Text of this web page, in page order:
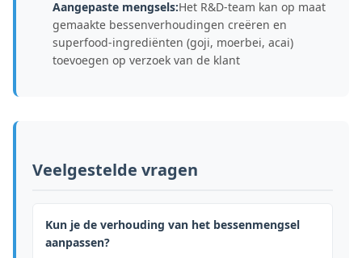
Aangepaste mengsels:Het R&D-team kan op maat
gemaakte bessenverhoudingen creëren en
superfood-ingrediënten (goji, moerbei, acai)
toevoegen op verzoek van de klant
Veelgestelde vragen
Kun je de verhouding van het bessenmengsel
aanpassen?